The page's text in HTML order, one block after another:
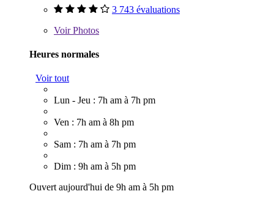
3 743 évaluations
VoirPhotos
Heures normales
Voir tout
Lun - Jeu : 7h am à 7h pm
Ven : 7h am à 8h pm
Sam : 7h am à 7h pm
Dim : 9h am à 5h pm
Ouvert aujourd'hui de 9h am à 5h pm